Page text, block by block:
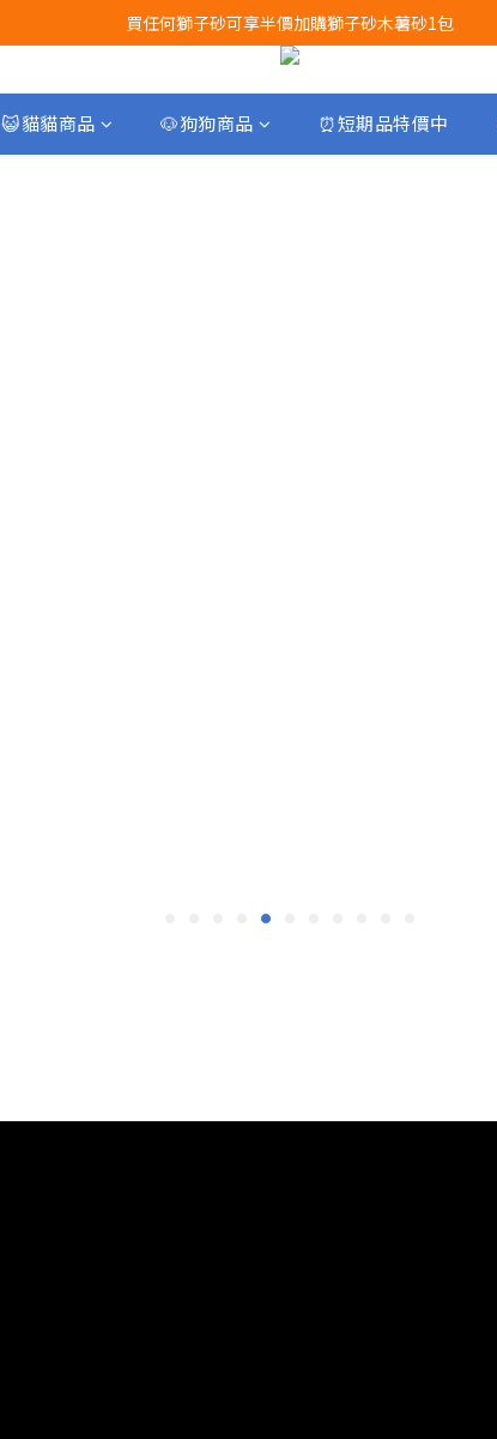
Airbuggy 全線現貨8折！立即點擊火速搶購
買任何獅子砂可享半價加購獅子砂木薯砂1包
Airbuggy 全線現貨8折！立即點擊火速搶購
😺貓貓商品 🐶狗狗商品 ⏰短期品特價中